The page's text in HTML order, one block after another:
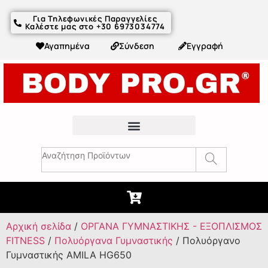
Για Τηλεφωνικές Παραγγελίες
Καλέστε μας στο +30 6973034774
Αγαπημένα Σύνδεση Εγγραφή
Αρχική σελίδα / ΟΡΓΑΝΑ ΓΥΜΝΑΣΤΙΚΗΣ - ΕΞΟΠΛΙΣΜΟΣ
FITNESS / Πολυόργανα Γυμναστικής / Πολυόργανο
Γυμναστικής AMILA HG650